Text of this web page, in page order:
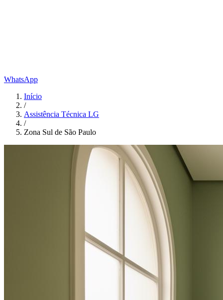
WhatsApp
Início
/
Assistência Técnica LG
/
Zona Sul de São Paulo